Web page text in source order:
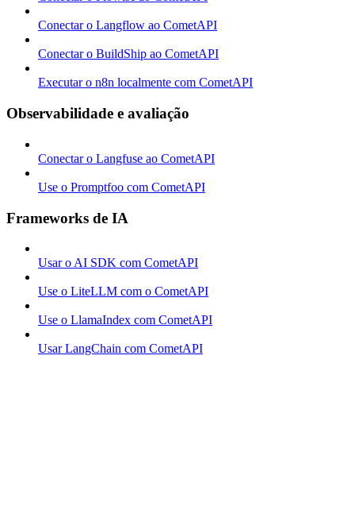
Conectar o Langflow ao CometAPI
Conectar o BuildShip ao CometAPI
Executar o n8n localmente com CometAPI
Observabilidade e avaliação
Conectar o Langfuse ao CometAPI
Use o Promptfoo com CometAPI
Frameworks de IA
Usar o AI SDK com CometAPI
Use o LiteLLM com o CometAPI
Use o LlamaIndex com CometAPI
Usar LangChain com CometAPI